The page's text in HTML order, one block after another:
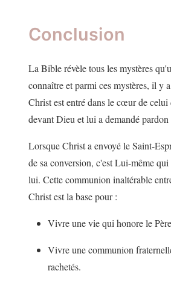
Conclusion
La Bible révèle tous les mystères
connaître et parmi ces mystères, il y
Christ est entré dans le cœur de
devant Dieu et lui a demandé pardon
Lorsque Christ a envoyé le Saint-
de sa conversion, c'est Lui-même
lui. Cette communion inaltérable
Christ est la base pour :
Vivre une vie qui honore le
Vivre une communion
rachetés.